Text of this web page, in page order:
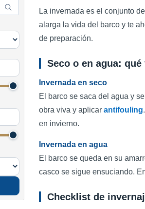
La invernada es el conjunto
alarga la vida del barco y te
de preparación.
Seco o en agua:
Invernada en seco
El barco se saca del agua y
obra viva y aplicar antifouling
en invierno.
Invernada en agua
El barco se queda en su
casco se sigue ensuciando.
Checklist de